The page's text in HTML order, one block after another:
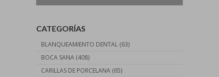
CATEGORÍAS
BLANQUEAMIENTO DENTAL (63)
BOCA SANA (408)
CARILLAS DE PORCELANA (65)